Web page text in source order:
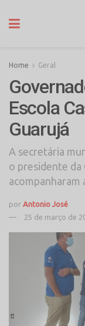
Home Geral
Escola
Guarujá
A secretária
o presidente da
acompanharam
por Antonio José
25 de março de